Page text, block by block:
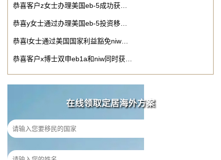
恭喜客户z女士办理美国eb-5成功获…
恭喜y女士通过办理美国eb-5投资移…
恭喜l女士通过美国国家利益豁免niw…
恭喜客户x博士双申eb1a和niw同时获…
在线领取定居海外方案